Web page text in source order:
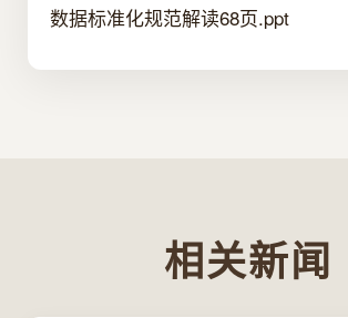
数据标准化规范解读68页.ppt
相关新闻